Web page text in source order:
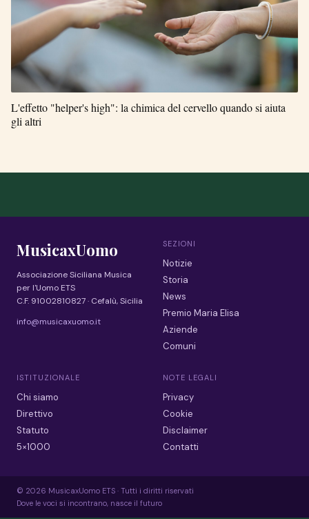
L'effetto "helper's high": la chimica del cervello quando si aiuta
gli altri
MusicaxUomo
Associazione Siciliana Musica
per l'Uomo ETS
C.F. 91002810827 · Cefalù, Sicilia
info@musicaxuomo.it
SEZIONI
Notizie
Storia
News
Premio Maria Elisa
Aziende
Comuni
ISTITUZIONALE
Chi siamo
Direttivo
Statuto
5×1000
NOTE LEGALI
Privacy
Cookie
Disclaimer
Contatti
© 2026 MusicaxUomo ETS · Tutti i diritti riservati
Dove le voci si incontrano, nasce il futuro